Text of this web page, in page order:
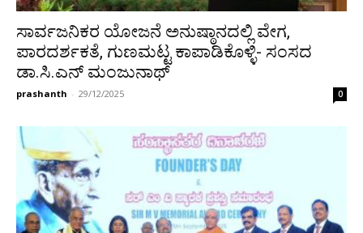
ಸಾರ್ವಜನಿಕರ ಯೋಜನೆ ಅನುಷ್ಠಾನದಲ್ಲಿ ವೇಗ,
ಪಾರದರ್ಶಕತೆ, ಗುಣಮಟ್ಟ ಕಾಪಾಡಿಕೊಳ್ಳಿ- ಸಂಸದ
ಡಾ.ಸಿ.ಎನ್ ಮಂಜುನಾಥ್
prashanth - 29/12/2025 0